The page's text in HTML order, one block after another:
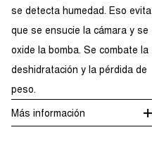
se detecta humedad. Eso evita
que se ensucie la cámara y se
oxide la bomba. Se combate la
deshidratación y la pérdida de
peso.
Más información